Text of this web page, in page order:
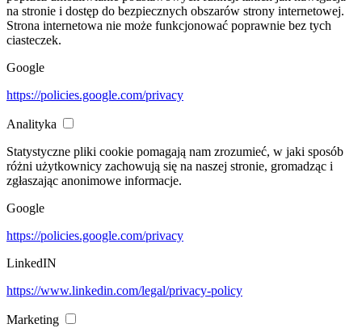
na stronie i dostęp do bezpiecznych obszarów strony internetowej.
Strona internetowa nie może funkcjonować poprawnie bez tych
ciasteczek.
Google
https://policies.google.com/privacy
Analityka
Statystyczne pliki cookie pomagają nam zrozumieć, w jaki sposób
różni użytkownicy zachowują się na naszej stronie, gromadząc i
zgłaszając anonimowe informacje.
Google
https://policies.google.com/privacy
LinkedIN
https://www.linkedin.com/legal/privacy-policy
Marketing